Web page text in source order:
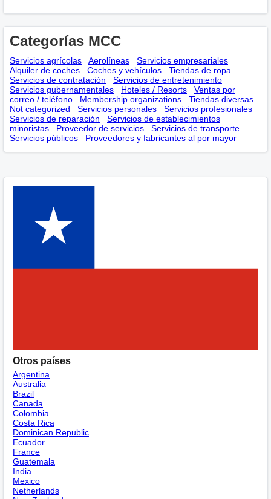
Categorías MCC
Servicios agrícolas Aerolíneas
Servicios empresariales
Alquiler de coches
Coches y vehículos
Tiendas de ropa
Servicios de contratación
Servicios de entretenimiento
Servicios gubernamentales
Hoteles / Resorts
Ventas por
correo / teléfono
Membership оrganizations
Tiendas diversas
Not categorized
Servicios personales
Servicios profesionales
Servicios de reparación
Servicios de establecimientos
minoristas
Proveedor de servicios
Servicios de transporte
Servicios públicos
Proveedores y fabricantes al por mayor
Otros países
Argentina
Australia
Brazil
Canada
Colombia
Costa Rica
Dominican Republic
Ecuador
France
Guatemala
India
Mexico
Netherlands